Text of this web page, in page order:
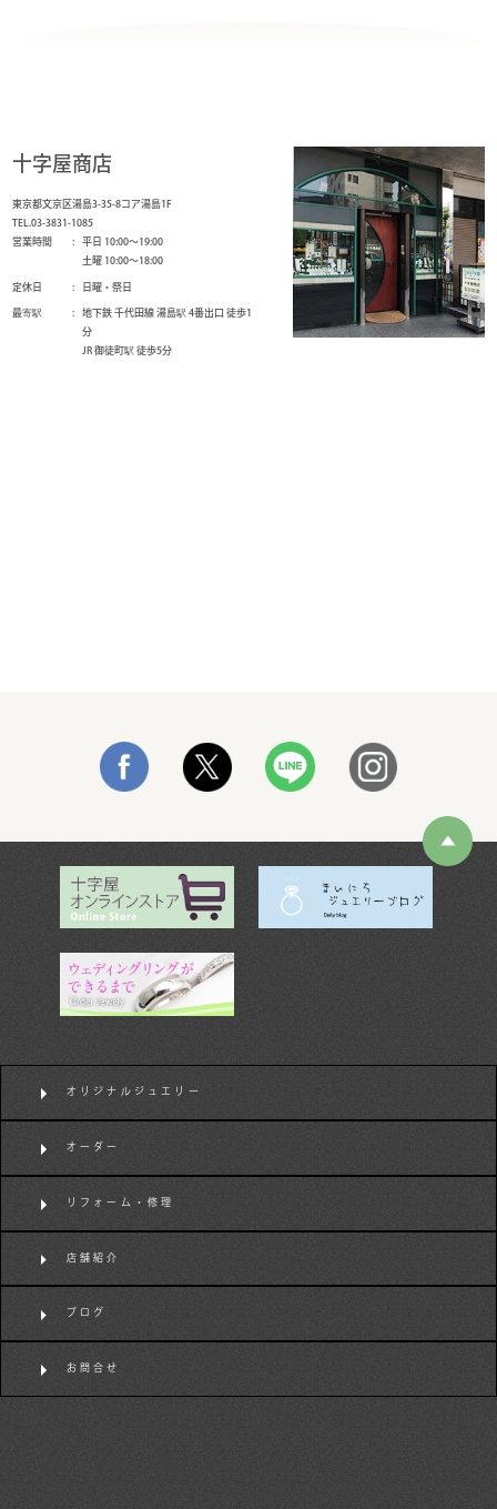
十字屋商店
東京都文京区湯島3-35-8コア湯島1F
TEL.03-3831-1085
営業時間
平日 10:00～19:00
土曜 10:00～18:00
定休日
日曜・祭日
最寄駅
地下鉄 千代田線 湯島駅 4番出口 徒歩1
分
JR 御徒町駅 徒歩5分
オリジナルジュエリー
オーダー
リフォーム・修理
店舗紹介
ブログ
お問合せ